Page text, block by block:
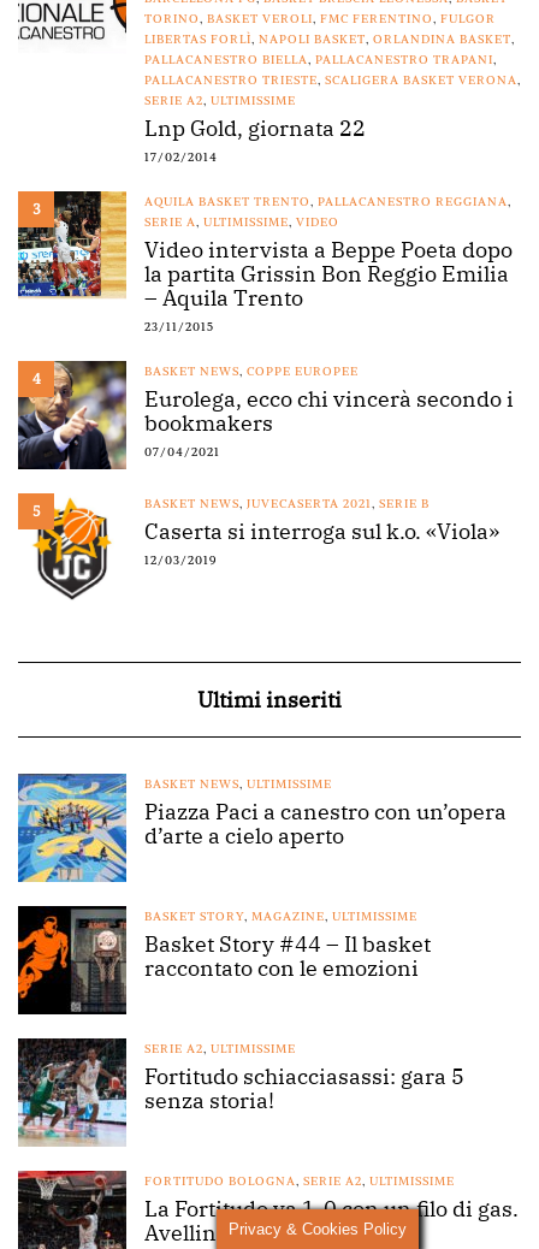
TORINO, BASKET VEROLI, FMC FERENTINO, FULGOR
LIBERTAS FORLÌ, NAPOLI BASKET, ORLANDINA BASKET,
PALLACANESTRO BIELLA, PALLACANESTRO TRAPANI,
PALLACANESTRO TRIESTE, SCALIGERA BASKET VERONA,
SERIE A2, ULTIMISSIME
Lnp Gold, giornata 22
17/02/2014
3 AQUILA BASKET TRENTO, PALLACANESTRO REGGIANA,
SERIE A, ULTIMISSIME, VIDEO
Video intervista a Beppe Poeta dopo
la partita Grissin Bon Reggio Emilia
– Aquila Trento
23/11/2015
4 BASKET NEWS, COPPE EUROPEE
Eurolega, ecco chi vincerà secondo i
bookmakers
07/04/2021
5 BASKET NEWS, JUVECASERTA 2021, SERIE B
Caserta si interroga sul k.o. «Viola»
12/03/2019
Ultimi inseriti
BASKET NEWS, ULTIMISSIME
Piazza Paci a canestro con un’opera
d’arte a cielo aperto
BASKET STORY, MAGAZINE, ULTIMISSIME
Basket Story #44 – Il basket
raccontato con le emozioni
SERIE A2, ULTIMISSIME
Fortitudo schiacciasassi: gara 5
senza storia!
FORTITUDO BOLOGNA, SERIE A2, ULTIMISSIME
La Fortitudo va 1-0 con un filo di gas.
Avellino da resettare.
Privacy & Cookies Policy